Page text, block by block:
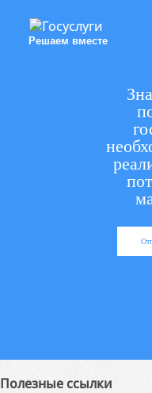
Решаем вместе
Полезные ссылки